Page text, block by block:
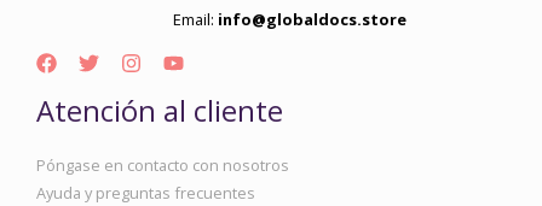
Email: info@globaldocs.store
Atención al cliente
Póngase en contacto con nosotros
Ayuda y preguntas frecuentes